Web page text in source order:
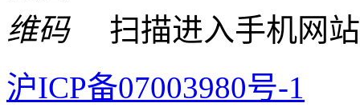
扫描进入手机网
沪ICP备07003980号-1